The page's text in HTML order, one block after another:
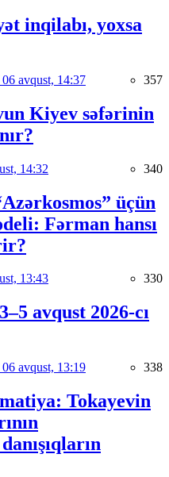
inqilabı, yoxsa
06 avqust, 14:37 357
Kiyev səfərinin
14:32 340
üçün
Fərman hansı
13:43 330
avqust 2026-cı
06 avqust, 13:19 338
Tokayevin